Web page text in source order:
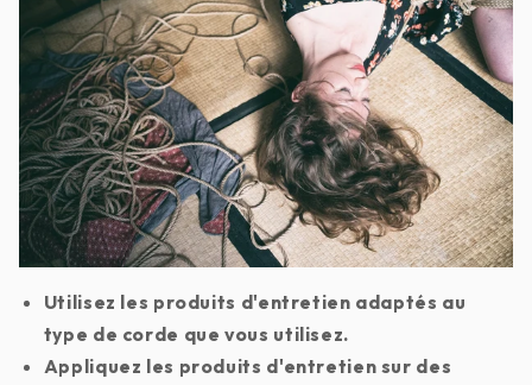
Utilisez les produits d'entretien adaptés au
type de corde que vous utilisez.
Appliquez les produits d'entretien sur des